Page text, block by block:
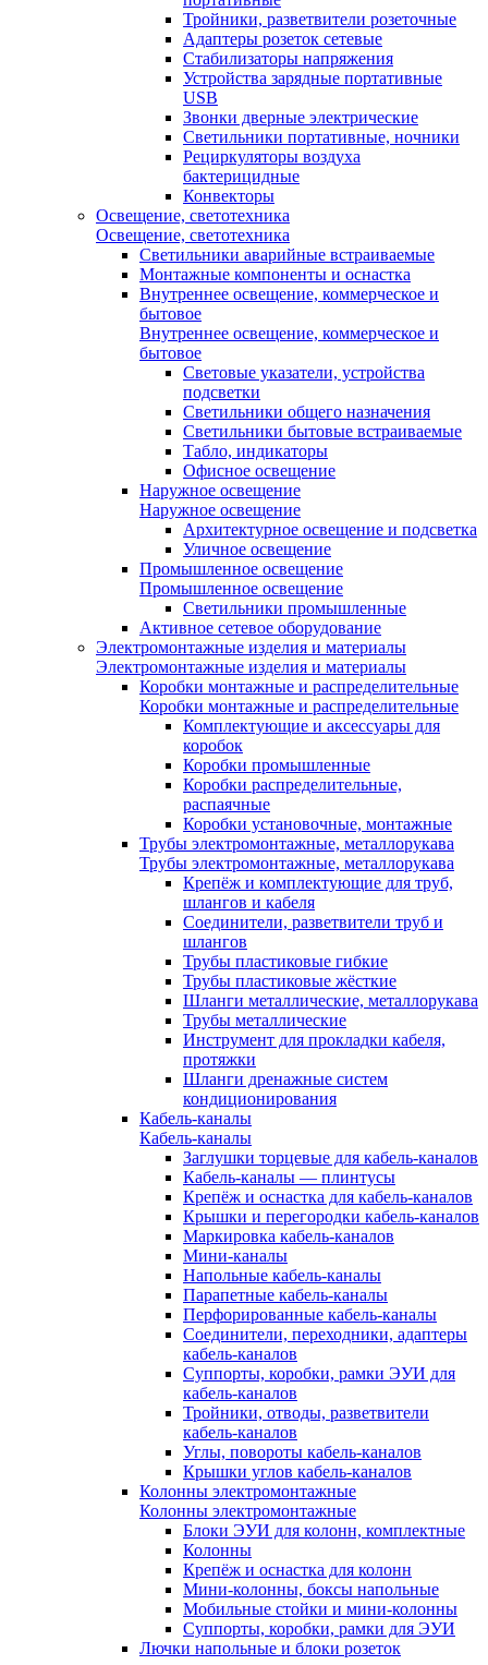
Тройники, разветвители розеточные
Адаптеры розеток сетевые
Стабилизаторы напряжения
Устройства зарядные портативные
USB
Звонки дверные электрические
Светильники портативные, ночники
Рециркуляторы воздуха
бактерицидные
Конвекторы
Освещение, светотехника
Освещение, светотехника
Светильники аварийные встраиваемые
Монтажные компоненты и оснастка
Внутреннее освещение, коммерческое и
бытовое
Внутреннее освещение, коммерческое и
бытовое
Световые указатели, устройства
подсветки
Светильники общего назначения
Светильники бытовые встраиваемые
Табло, индикаторы
Офисное освещение
Наружное освещение
Наружное освещение
Архитектурное освещение и подсветка
Уличное освещение
Промышленное освещение
Промышленное освещение
Светильники промышленные
Активное сетевое оборудование
Электромонтажные изделия и материалы
Электромонтажные изделия и материалы
Коробки монтажные и распределительные
Коробки монтажные и распределительные
Комплектующие и аксессуары для
коробок
Коробки промышленные
Коробки распределительные,
распаячные
Коробки установочные, монтажные
Трубы электромонтажные, металлорукава
Трубы электромонтажные, металлорукава
Крепёж и комплектующие для труб,
шлангов и кабеля
Соединители, разветвители труб и
шлангов
Трубы пластиковые гибкие
Трубы пластиковые жёсткие
Шланги металлические, металлорукава
Трубы металлические
Инструмент для прокладки кабеля,
протяжки
Шланги дренажные систем
кондиционирования
Кабель-каналы
Кабель-каналы
Заглушки торцевые для кабель-каналов
Кабель-каналы — плинтусы
Крепёж и оснастка для кабель-каналов
Крышки и перегородки кабель-каналов
Маркировка кабель-каналов
Мини-каналы
Напольные кабель-каналы
Парапетные кабель-каналы
Перфорированные кабель-каналы
Соединители, переходники, адаптеры
кабель-каналов
Суппорты, коробки, рамки ЭУИ для
кабель-каналов
Тройники, отводы, разветвители
кабель-каналов
Углы, повороты кабель-каналов
Крышки углов кабель-каналов
Колонны электромонтажные
Колонны электромонтажные
Блоки ЭУИ для колонн, комплектные
Колонны
Крепёж и оснастка для колонн
Мини-колонны, боксы напольные
Мобильные стойки и мини-колонны
Суппорты, коробки, рамки для ЭУИ
Лючки напольные и блоки розеток